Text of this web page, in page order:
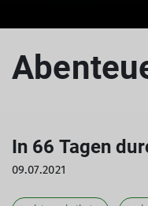
In 66 Tagen
09.07.2021